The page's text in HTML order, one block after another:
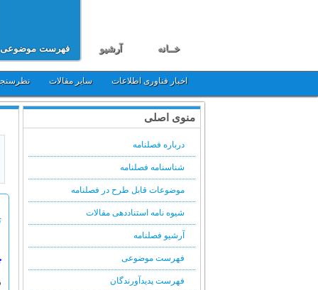
خــانه آرشیو فهرست موضوعی
اخبار فناوری اطلاعات سایر مقالات
منوی اصلی
درباره فصلنامه
شناسنامه فصلنامه
موضوعات قابل طرح در فصلنامه
شیوه نامه استناددهی مقالات
آرشیو فصلنامه
فهرست موضوعی
فهرست پدیدآورندگان